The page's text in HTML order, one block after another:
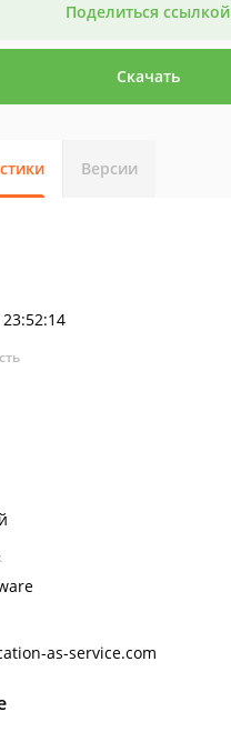
Поделиться ссылкой
Скачать
Версии
as-service.com